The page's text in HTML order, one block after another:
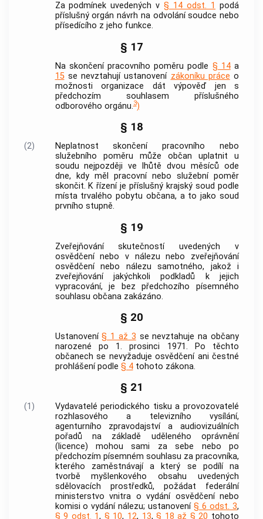
Za podmínek uvedených v§ 14 odst. 1 podá
příslušný orgán návrh na odvolání soudce nebo
přísedícího z jeho funkce.
§ 17
Na skončení pracovního poměru podle § 14a
15se nevztahují ustanovení zákoníku práce o
možnosti organizace dát výpověď jen s
předchozím souhlasem příslušného
odborového orgánu.3)
§ 18
(2)
Neplatnost skončení pracovního nebo
služebního poměru může občan uplatnit u
soudu nejpozději ve lhůtě dvou měsíců ode
dne, kdy měl pracovní nebo služební poměr
skončit. K řízení je příslušný krajský soud podle
místa trvalého pobytu občana, a to jako soud
prvního stupně.
§ 19
Zveřejňování skutečností uvedených v
osvědčení nebo v nálezu nebo zveřejňování
osvědčení nebo nálezu samotného, jakož i
zveřejňování jakýchkoli podkladů k jejich
vypracování, je bez předchozího písemného
souhlasu občana zakázáno.
§ 20
Ustanovení§ 1 až 3 se nevztahuje na občany
narozené po 1. prosinci 1971. Po těchto
občanech se nevyžaduje osvědčení ani čestné
prohlášení podle § 4tohoto zákona.
§ 21
(1)
Vydavatelé periodického tisku a provozovatelé
rozhlasového a televizního vysílání,
agenturního zpravodajství a audiovizuálních
pořadů na základě uděleného oprávnění
(licence) mohou sami za sebe nebo po
předchozím písemném souhlasu za pracovníka,
kterého zaměstnávají a který se podílí na
tvorbě myšlenkového obsahu uvedených
sdělovacích prostředků, požádat federální
ministerstvo vnitra o vydání osvědčení nebo
komisi o vydání nálezu; ustanovení§ 6 odst. 3,
§ 9 odst. 1, § 10, 12, 13,§ 18 až § 20 tohoto